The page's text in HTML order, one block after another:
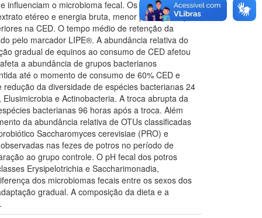
influenciam o microbioma fecal. Os equinos
etéreo e energia bruta, menor produção e pH
na CED. O tempo médio de retenção da
pelo marcador LIPE®. A abundância relativa do
gradual de equinos ao consumo de CED afetou
a abundância de grupos bacterianos
até o momento de consumo de 60% CED e
da diversidade de espécies bacterianas 24
e Actinobacteria. A troca abrupta da
bacterianas 96 horas após a troca. Além
da abundância relativa de OTUs classificadas
Saccharomyces cerevisiae (PRO) e
nas fezes de potros no período de
ao grupo controle. O pH fecal dos potros
Erysipelotrichia e Saccharimonadia,
dos microbiomas fecais entre os sexos dos
gradual. A composição da dieta e a